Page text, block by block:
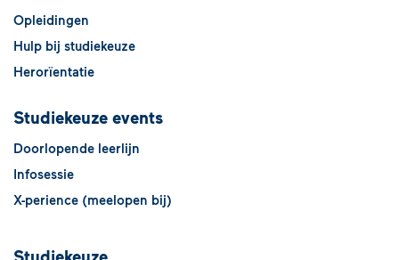
Opleidingen
Hulp bij studiekeuze
Herorïentatie
Studiekeuze events
Doorlopende leerlijn
Infosessie
X-perience (meelopen bij)
Studiekeuze